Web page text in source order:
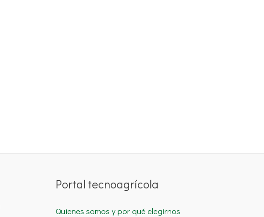
Portal tecnoagrícola
Quienes somos y por qué elegirnos